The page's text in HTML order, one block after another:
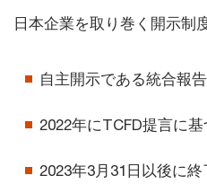
日本企業を取り巻く開示制
自主開示である統合報
2022年にTCFD提言に
2023年3月31日以後に